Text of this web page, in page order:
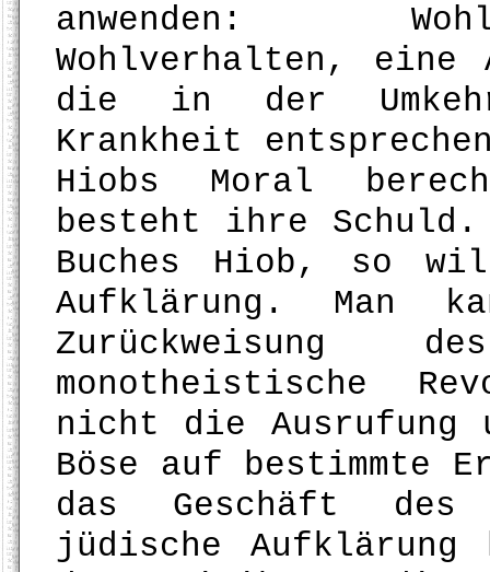
anwenden:
Wohlverhalten,
die in der
Krankheit
Hiobs Moral
besteht ihre
Buches Hiob, so
Aufklärung. Man
Zurückweisung
monotheistische
nicht die Ausrufung
Böse auf bestimmte
das Geschäft des
jüdische